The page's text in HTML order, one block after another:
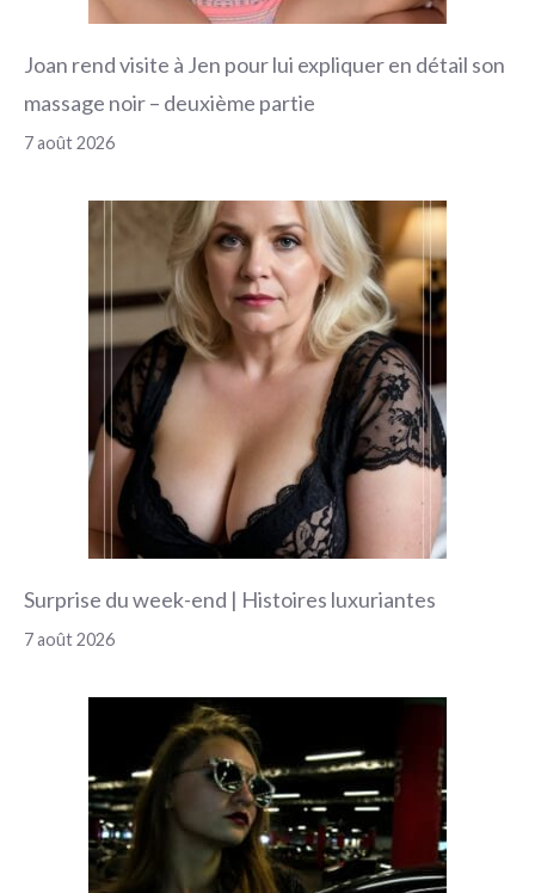
Joan rend visite à Jen pour lui expliquer en détail son
massage noir – deuxième partie
7 août 2026
Surprise du week-end | Histoires luxuriantes
7 août 2026